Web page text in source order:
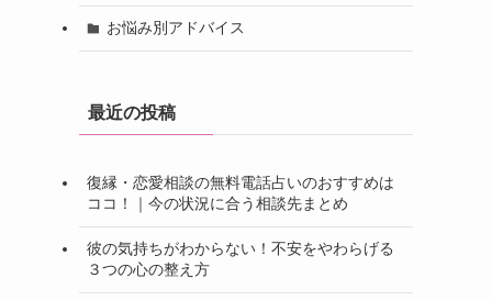
お悩み別アドバイス
最近の投稿
復縁・恋愛相談の無料電話占いのおすすめは
ココ！｜今の状況に合う相談先まとめ
彼の気持ちがわからない！不安をやわらげる
３つの心の整え方